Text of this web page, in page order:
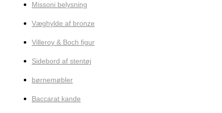
Missoni belysning
Væghylde af bronze
Villeroy & Boch figur
Sidebord af stentøj
børnemøbler
Baccarat kande